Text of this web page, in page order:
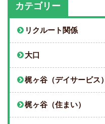
カテゴリー
リクルート関係
大口
梶ヶ谷（デイサービス）
梶ヶ谷（住まい）